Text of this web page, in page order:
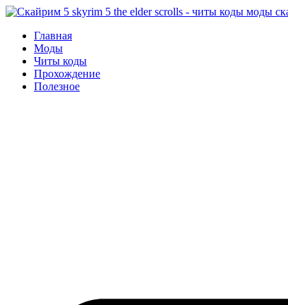
Перейти
содержимому
Главная
Моды
Читы коды
Прохождение
Полезное